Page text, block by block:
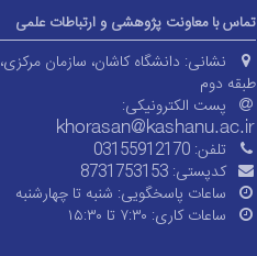
تماس با معاونت پژوهشی و ارتباطات علمی
نشانی: دانشگاه کاشان، سازمان مرکزی،
طبقه دوم
پست الکترونیکی:
تلفن: 03155912170
کدپستی: 8731753153
ساعات پاسخگویی: شنبه تا چهارشنبه
ساعات کاری: ۷:۳۰ تا ۱۵:۳۰